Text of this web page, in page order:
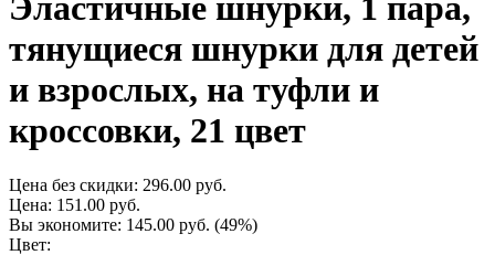
Эластичные шнурки, 1 пара,
тянущиеся шнурки для детей
и взрослых, на туфли и
кроссовки, 21 цвет
Цена без скидки: 296.00 руб.
Цена: 151.00 руб.
Вы экономите: 145.00 руб. (49%)
Цвет: